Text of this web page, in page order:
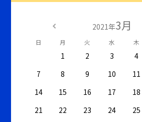
2021年3月
日 月 火 水 木
1 2 3 4
7
8 9 10 11
14
15 16 17 18
21
22 23 24 25